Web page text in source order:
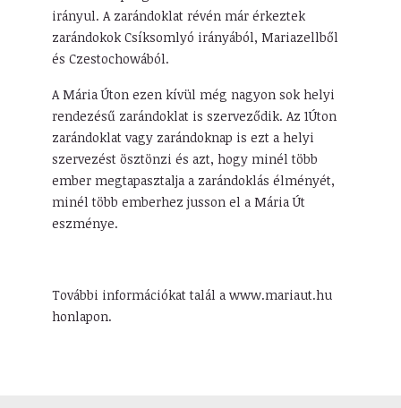
irányul. A zarándoklat révén már érkeztek
zarándokok Csíksomlyó irányából, Mariazellből
és Czestochowából.
A Mária Úton ezen kívül még nagyon sok helyi
rendezésű zarándoklat is szerveződik. Az 1Úton
zarándoklat vagy zarándoknap is ezt a helyi
szervezést ösztönzi és azt, hogy minél több
ember megtapasztalja a zarándoklás élményét,
minél több emberhez jusson el a Mária Út
eszménye.
További információkat talál a www.mariaut.hu
honlapon.